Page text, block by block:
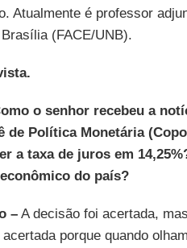
Atualmente é professor
(FACE/UNB).
o senhor recebeu a
de Política Monetária
a taxa de juros em
do país?
–A decisão foi acertada,
porque quando